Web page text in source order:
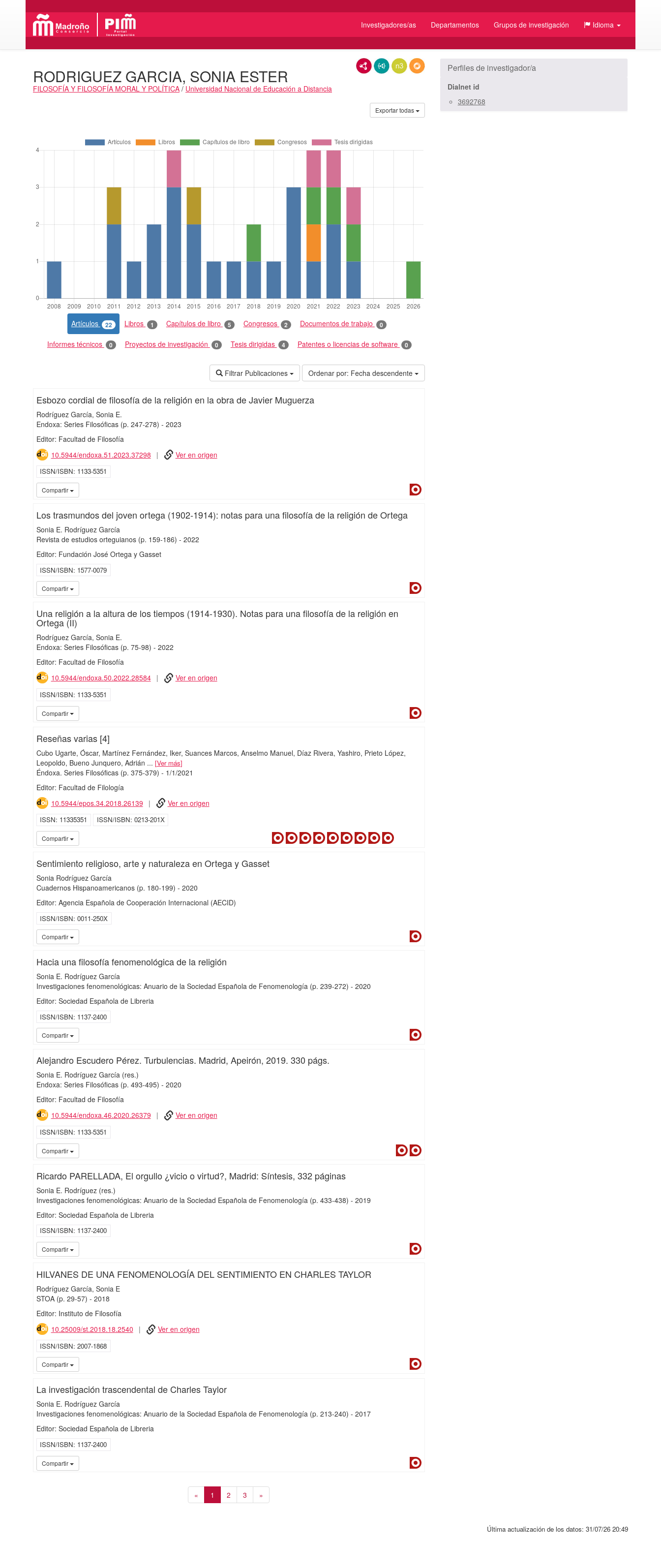
Investigadores/as Departamentos Grupos de investigación Idioma
RDF/XMLJSON-LDN3/TurtleRDF/JSON
RODRIGUEZ GARCIA, SONIA ESTER
FILOSOFÍA Y FILOSOFÍA MORAL Y POLÍTICA / Universidad Nacional de Educación a Distancia
Exportar todas
Artículos 22 Libros 1 Capítulos de libro 5 Congresos 2 Documentos de trabajo 0
Informes técnicos 0 Proyectos de investigación 0 Tesis dirigidas 4 Patentes o licencias de software 0
Filtrar Publicaciones Ordenar por: Fecha descendente
Esbozo cordial de filosofía de la religión en la obra de Javier Muguerza
Rodríguez García, Sonia E.
Endoxa: Series Filosóficas (p. 247-278) - 2023
Editor: Facultad de Filosofía
10.5944/endoxa.51.2023.37298
Ver en origen
ISSN/ISBN 1133-5351
Compartir
Los trasmundos del joven ortega (1902-1914): notas para una filosofía de la religión de Ortega
Sonia E. Rodríguez García
Revista de estudios orteguianos (p. 159-186) - 2022
Editor: Fundación José Ortega y Gasset
ISSN/ISBN 1577-0079
Compartir
Una religión a la altura de los tiempos (1914-1930). Notas para una filosofía de la religión en
Ortega (II)
Rodríguez García, Sonia E.
Endoxa: Series Filosóficas (p. 75-98) - 2022
Editor: Facultad de Filosofía
10.5944/endoxa.50.2022.28584
Ver en origen
ISSN/ISBN 1133-5351
Compartir
Reseñas varias [4]
Cubo Ugarte, Óscar Martínez Fernández, Iker Suances Marcos, Anselmo Manuel Díaz Rivera, Yashiro Prieto López,
Leopoldo Bueno Junquero, Adrián ... Ver más
Éndoxa. Series Filosóficas (p. 375-379) - 1/1/2021
Editor: Facultad de Filología
10.5944/epos.34.2018.26139
Ver en origen
ISSN 11335351 ISSN/ISBN 0213-201X
Compartir DialnetDialnetDialnetDialnetDialnetDialnetDialnetDialnet
Sentimiento religioso, arte y naturaleza en Ortega y Gasset
Sonia Rodríguez García
Cuadernos Hispanoamericanos (p. 180-199) - 2020
Editor: Agencia Española de Cooperación Internacional (AECID)
ISSN/ISBN 0011-250X
Compartir
Hacia una filosofía fenomenológica de la religión
Sonia E. Rodríguez García
Investigaciones fenomenológicas: Anuario de la Sociedad Española de Fenomenología (p. 239-272) - 2020
Editor: Sociedad Española de Libreria
ISSN/ISBN 1137-2400
Compartir
Alejandro Escudero Pérez. Turbulencias. Madrid, Apeirón, 2019. 330 págs.
Sonia E. Rodríguez García (res.)
Endoxa: Series Filosóficas (p. 493-495) - 2020
Editor: Facultad de Filosofía
10.5944/endoxa.46.2020.26379
Ver en origen
ISSN/ISBN 1133-5351
Compartir Dialnet
Ricardo PARELLADA, El orgullo ¿vicio o virtud?, Madrid: Síntesis, 332 páginas
Sonia E. Rodríguez (res.)
Investigaciones fenomenológicas: Anuario de la Sociedad Española de Fenomenología (p. 433-438) - 2019
Editor: Sociedad Española de Libreria
ISSN/ISBN 1137-2400
Compartir
HILVANES DE UNA FENOMENOLOGÍA DEL SENTIMIENTO EN CHARLES TAYLOR
Rodríguez García, Sonia E
STOA (p. 29-57) - 2018
Editor: Instituto de Filosofía
10.25009/st.2018.18.2540
Ver en origen
ISSN/ISBN 2007-1868
Compartir
La investigación trascendental de Charles Taylor
Sonia E. Rodríguez García
Investigaciones fenomenológicas: Anuario de la Sociedad Española de Fenomenología (p. 213-240) - 2017
Editor: Sociedad Española de Libreria
ISSN/ISBN 1137-2400
Compartir
« 1 2 3 »
Perfiles de investigador/a
Dialnet id
3692768
Última actualización de los datos: 31/07/26 20:49